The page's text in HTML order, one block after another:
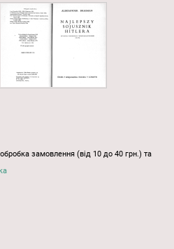
замовлення (від 10 до 40 грн.) та